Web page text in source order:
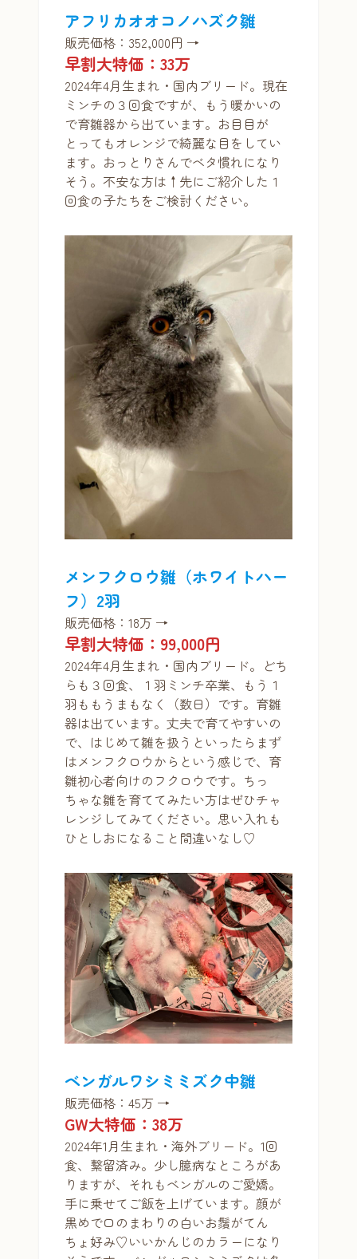
アフリカオオコノハズク雛
販売価格：352,000円 →
早割大特価：33万
2024年4月生まれ・国内ブリード。現在
ミンチの３回食ですが、もう暖かいの
で育雛器から出ています。お目目が
とってもオレンジで綺麗な目をしてい
ます。おっとりさんでベタ慣れになり
そう。不安な方は↑先にご紹介した１
回食の子たちをご検討ください。
メンフクロウ雛（ホワイトハー
フ）2羽
販売価格：18万 →
早割大特価：99,000円
2024年4月生まれ・国内ブリード。どち
らも３回食、１羽ミンチ卒業、もう１
羽ももうまもなく（数日）です。育雛
器は出ています。丈夫で育てやすいの
で、はじめて雛を扱うといったらまず
はメンフクロウからという感じで、育
雛初心者向けのフクロウです。ちっ
ちゃな雛を育ててみたい方はぜひチャ
レンジしてみてください。思い入れも
ひとしおになること間違いなし♡
ベンガルワシミミズク中雛
販売価格：45万 →
GW大特価：38万
2024年1月生まれ・海外ブリード。1回
食、繋留済み。少し臆病なところがあ
りますが、それもベンガルのご愛嬌。
手に乗せてご飯を上げています。顔が
黒めで口のまわりの白いお鬚がてん
ちょ好み♡いいかんじのカラーになり